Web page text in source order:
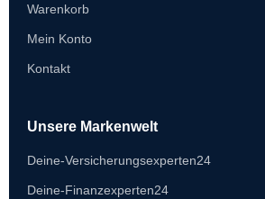
Warenkorb
Mein Konto
Kontakt
Unsere Markenwelt
Deine-Versicherungsexperten24
Deine-Finanzexperten24